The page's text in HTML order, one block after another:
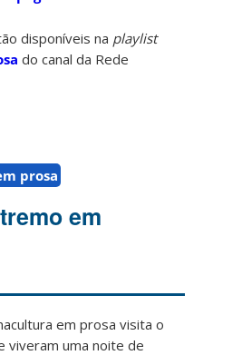
disponíveis na playlist
do canal da Rede
prosa
em
em prosa visita o
viveram uma noite de